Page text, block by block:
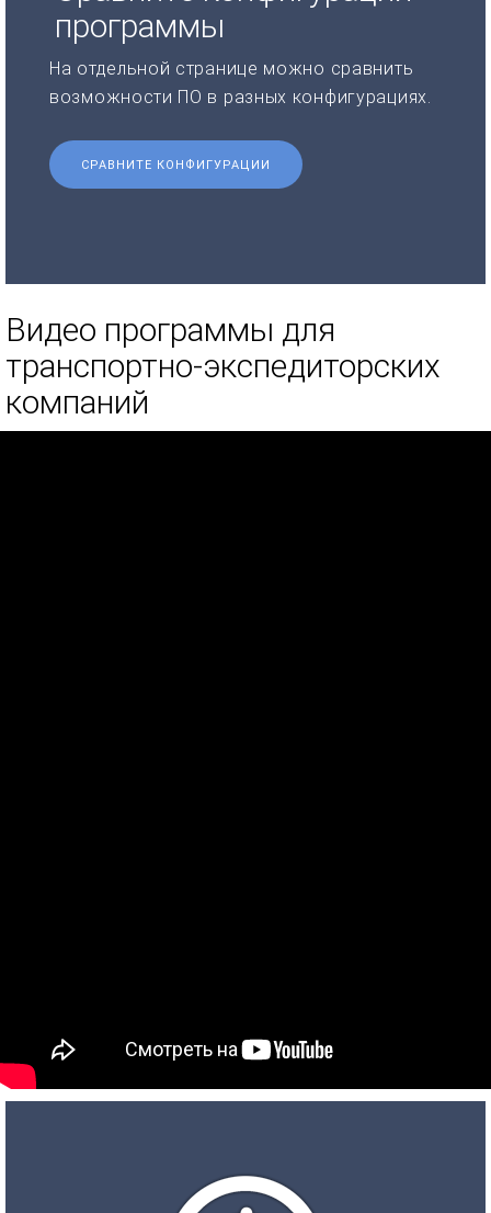
программы
На отдельной странице можно сравнить
возможности ПО в разных конфигурациях.
СРАВНИТЕ КОНФИГУРАЦИИ
Видео программы для
транспортно-экспедиторских
компаний